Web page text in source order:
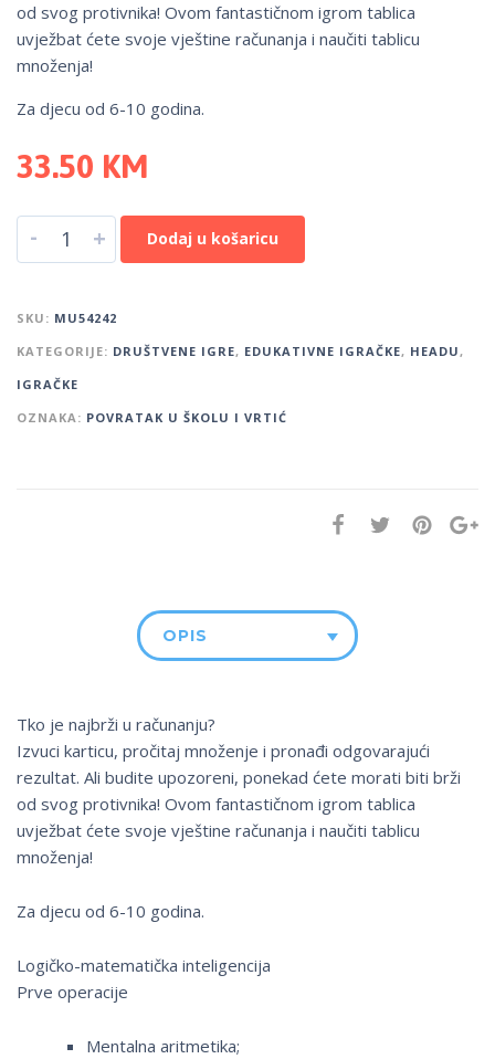
od svog protivnika! Ovom fantastičnom igrom tablica
uvježbat ćete svoje vještine računanja i naučiti tablicu
množenja!
Za djecu od 6-10 godina.
33.50 KM
- + Dodaj u košaricu
SKU: MU54242
KATEGORIJE: DRUŠTVENE IGRE, EDUKATIVNE IGRAČKE, HEADU,
IGRAČKE
OZNAKA: POVRATAK U ŠKOLU I VRTIĆ
OPIS
Tko je najbrži u računanju?
Izvuci karticu, pročitaj množenje i pronađi odgovarajući
rezultat. Ali budite upozoreni, ponekad ćete morati biti brži
od svog protivnika! Ovom fantastičnom igrom tablica
uvježbat ćete svoje vještine računanja i naučiti tablicu
množenja!
Za djecu od 6-10 godina.
Logičko-matematička inteligencija
Prve operacije
Mentalna aritmetika;